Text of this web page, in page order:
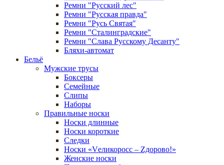
Ремни "Русский лес"
Ремни "Русская правда"
Ремни "Русь Святая"
Ремни "Сталинградские"
Ремни "Слава Русскому Десанту"
Бляхи-автомат
Бельё
Мужские трусы
Боксеры
Семейные
Слипы
Наборы
Правильные носки
Носки длинные
Носки короткие
Следки
Носки «Vеликоросс – Zдорово!»
Женские носки